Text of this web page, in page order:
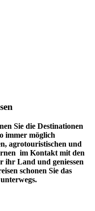
Sie die Destinationen
immer möglich
agrotouristischen und
im Kontakt mit den
ihr Land und geniessen
schonen Sie das